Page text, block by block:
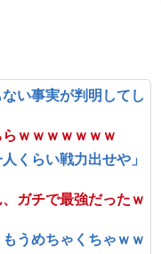
い事実が判明してし
ｗｗｗｗｗｗｗ
くらい戦力出せや」
ガチで最強だったｗ
うめちゃくちゃｗｗ